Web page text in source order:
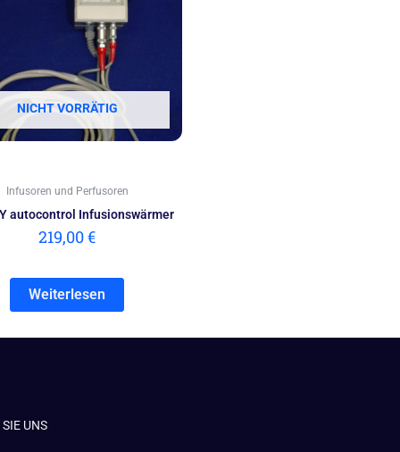
NICHT VORRÄTIG
Infusoren und Perfusoren
autocontrol Infusionswärmer
219,00€
Weiterlesen
UNS